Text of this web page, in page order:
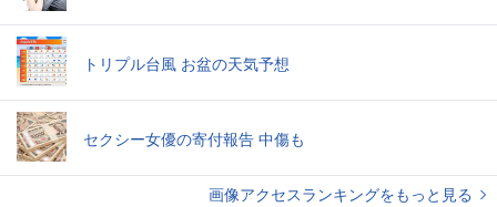
トリプル台風 お盆の天気予想
セクシー女優の寄付報告 中傷も
画像アクセスランキングをもっと見る